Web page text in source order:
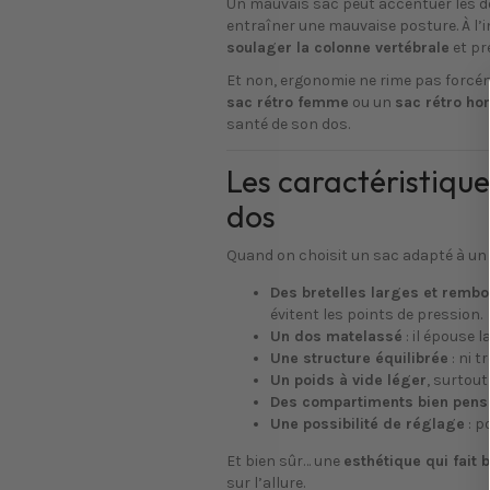
Un mauvais sac peut accentuer les
entraîner une mauvaise posture. À
soulager la colonne vertébrale et
Et non, ergonomie ne rime pas
sac rétro femme ou un sac rétro
santé de son dos.
Les
dos
Quand on choisit un sac adapté à un
Des bretelles larges et
évitent les points de pression.
Un dos matelassé : il épouse
Une structure équilibrée : ni
Un poids à vide léger, surtout
Des compartiments bien
Une possibilité de réglage :
Et bien sûr… une esthétique qui fait
sur l’allure.